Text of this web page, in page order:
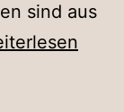
sind aus